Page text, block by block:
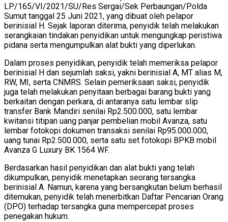
LP/165/VI/2021/SU/Res Sergai/Sek Perbaungan/Polda
Sumut tanggal 25 Juni 2021, yang dibuat oleh pelapor
berinisial H. Sejak laporan diterima, penyidik telah melakukan
serangkaian tindakan penyidikan untuk mengungkap peristiwa
pidana serta mengumpulkan alat bukti yang diperlukan.
Dalam proses penyidikan, penyidik telah memeriksa pelapor
berinisial H dan sejumlah saksi, yakni berinisial A, MT alias M,
RW, MI, serta CNMRS. Selain pemeriksaan saksi, penyidik
juga telah melakukan penyitaan berbagai barang bukti yang
berkaitan dengan perkara, di antaranya satu lembar slip
transfer Bank Mandiri senilai Rp2.500.000, satu lembar
kwitansi titipan uang panjar pembelian mobil Avanza, satu
lembar fotokopi dokumen transaksi senilai Rp95.000.000,
uang tunai Rp2.500.000, serta satu set fotokopi BPKB mobil
Avanza G Luxury BK 1564 WF.
Berdasarkan hasil penyidikan dan alat bukti yang telah
dikumpulkan, penyidik menetapkan seorang tersangka
berinisial A. Namun, karena yang bersangkutan belum berhasil
ditemukan, penyidik telah menerbitkan Daftar Pencarian Orang
(DPO) terhadap tersangka guna mempercepat proses
penegakan hukum.